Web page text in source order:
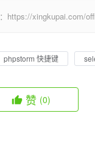
https://xingkupai.com/
phpstorm 快捷键
赞 (0)